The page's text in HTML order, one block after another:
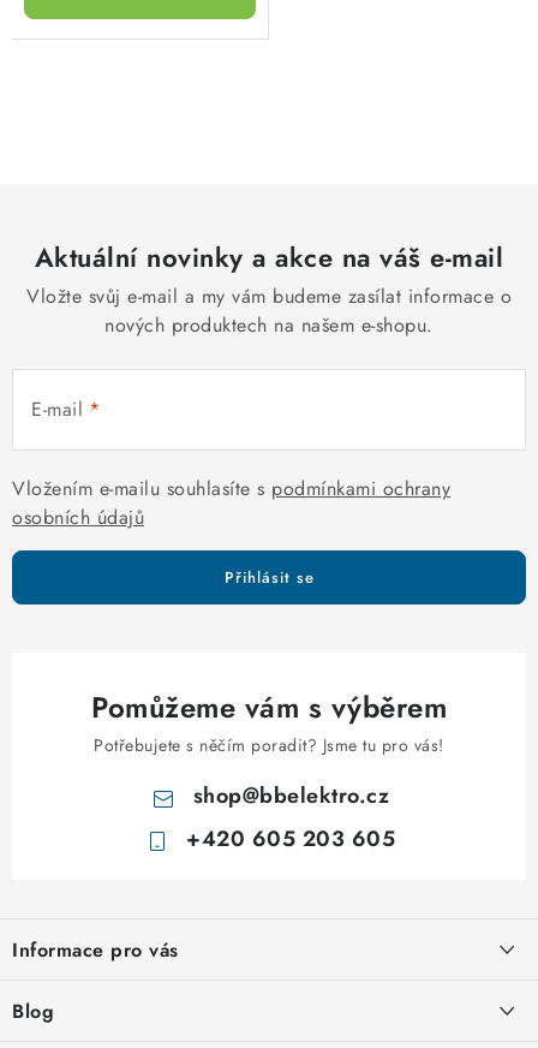
a
c
p
r
v
k
y
v
ý
i
Aktuální novinky a akce na váš e-mail
Vložte svůj e-mail a my vám budeme zasílat informace o
nových produktech na našem e-shopu.
E-mail
Vložením e-mailu souhlasíte s podmínkami ochrany
osobních údajů
Přihlásit se
Pomůžeme vám s výběrem
Potřebujete s něčím poradit? Jsme tu pro vás!
shop@bbelektro.cz
+420 605 203 605
p
a
Informace pro vás
Otevírací doba výdejny
Blog